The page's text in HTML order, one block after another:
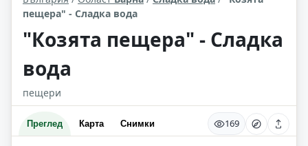
пещера" - Сладка вода
"Козята пещера" - Сладка
вода
пещери
Преглед Карта Снимки 169